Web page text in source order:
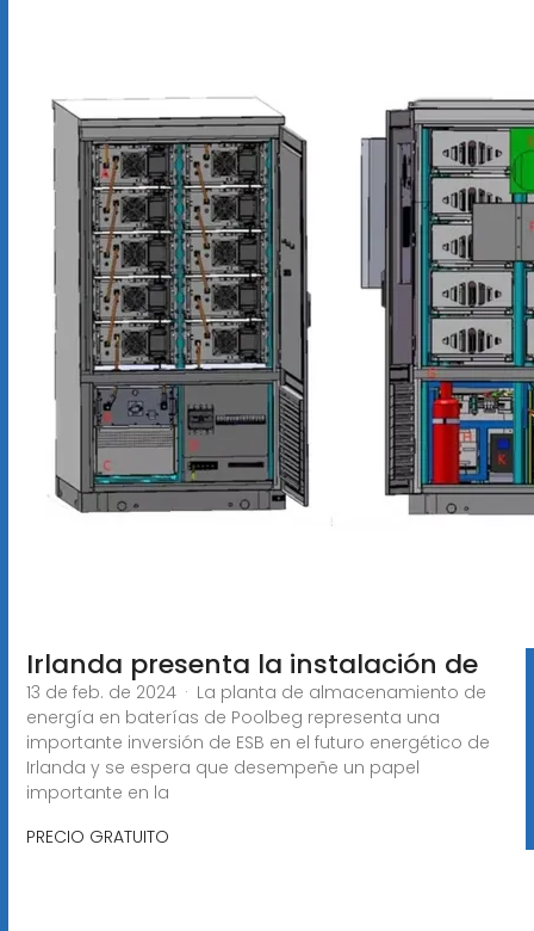
Irlanda presenta la instalación de
13 de feb. de 2024 · La planta de almacenamiento de
energía en baterías de Poolbeg representa una
importante inversión de ESB en el futuro energético de
Irlanda y se espera que desempeñe un papel
importante en la
PRECIO GRATUITO